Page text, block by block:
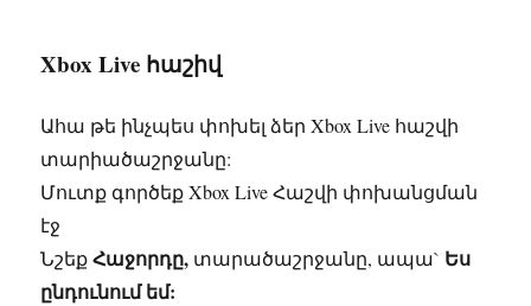
Xbox Live հաշիվ
Ահա թե ինչպես փոխել ձեր Xbox Live հաշվի
տարիածաշրջանը:
Մուտք գործեք Xbox Live Հաշվի փոխանցման
էջ
ՆշեքՀաջորդը, տարածաշրջանը, ապա` Ես
ընդունում եմ: